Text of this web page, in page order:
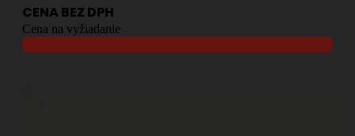
CENA BEZ DPH
Cena na vyžiadanie